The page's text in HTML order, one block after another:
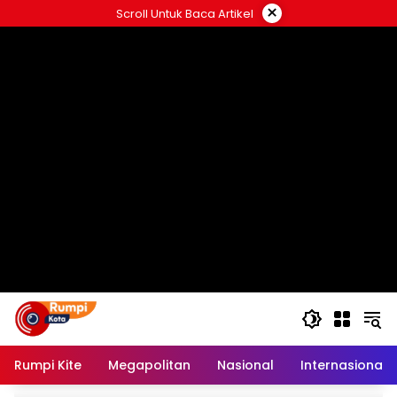
ke
Scroll Untuk Baca Artikel ×
Rumpi Kite Megapolitan Nasional Internasional